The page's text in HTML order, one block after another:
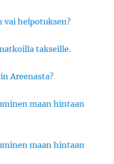
vai helpotuksen?
takseille.
Areenasta?
maan hintaan
maan hintaan